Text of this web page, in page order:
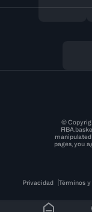
©
pages, you
Privacidad Términos